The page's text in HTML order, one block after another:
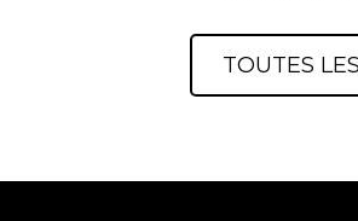
TOUTES